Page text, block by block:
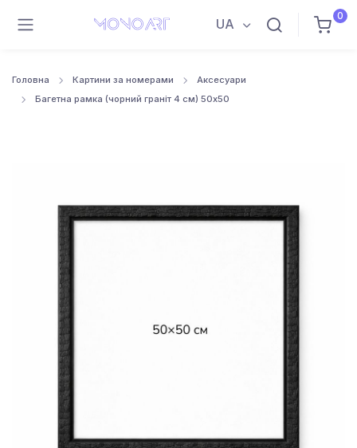
UA
0
Головна Картини за номерами
Аксесуари
Багетна рамка (чорний граніт 4 см) 50х50